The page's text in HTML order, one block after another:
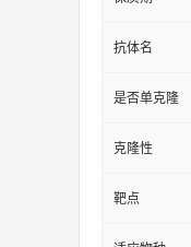
抗体名
是否单克隆
克隆性
靶点